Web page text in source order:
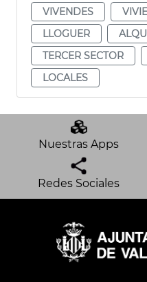
VIVENDES
LLOGUER
TERCER SECTOR
LOCALES
Nuestras Apps
Redes Sociales